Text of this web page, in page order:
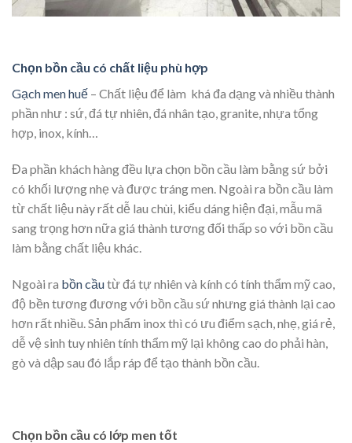
Chọn bồn cầu có chất liệu phù hợp
Gạch men huế – Chất liệu để làm khá đa dạng và nhiều thành
phần như : sứ, đá tự nhiên, đá nhân tạo, granite, nhựa tổng
hợp, inox, kính…
Đa phần khách hàng đều lựa chọn bồn cầu làm bằng sứ bởi
có khối lượng nhẹ và được tráng men. Ngoài ra bồn cầu làm
từ chất liệu này rất dễ lau chùi, kiểu dáng hiện đại, mẫu mã
sang trọng hơn nữa giá thành tương đối thấp so với bồn cầu
làm bằng chất liệu khác.
Ngoài ra bồn cầutừ đá tự nhiên và kính có tính thẩm mỹ cao,
độ bền tương đương với bồn cầu sứ nhưng giá thành lại cao
hơn rất nhiều. Sản phẩm inox thì có ưu điểm sạch, nhẹ, giá rẻ,
dễ vệ sinh tuy nhiên tính thẩm mỹ lại không cao do phải hàn,
gò và dập sau đó lắp ráp để tạo thành bồn cầu.
Chọn bồn cầu có lớp men tốt